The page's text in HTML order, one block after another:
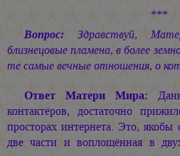
***
Вопрос: Здравствуй,
близнецовые пламена, в более
те самые вечные отношения, о
Ответ Матери Мира:
контактёров, достаточно
просторах интернета. Это, якобы
две части и воплощённая в